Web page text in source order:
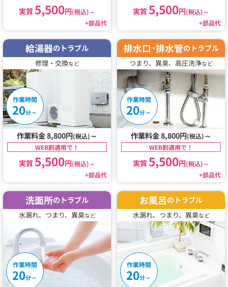
実質5,500円(税込)～
+部品代
実質5,500円(税込)～
+部品代
給湯器のトラブル
修理・交換など
作業時間
20分～
作業料金 8,800円(税込) ～
WEB割適用で！
実質5,500円(税込)～
+部品代
排水口･排水管のトラブル
つまり、異臭、高圧洗浄など
作業時間
20分～
作業料金 8,800円(税込) ～
WEB割適用で！
実質5,500円(税込)～
+部品代
洗面所のトラブル
水漏れ、つまり、異臭など
作業時間
20分～
お風呂のトラブル
水漏れ、つまり、異臭など
作業時間
20分～